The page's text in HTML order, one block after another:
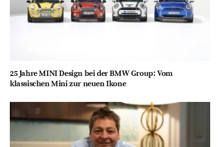
25 Jahre MINI Design bei der BMW Group: Vom
klassischen Mini zur neuen Ikone